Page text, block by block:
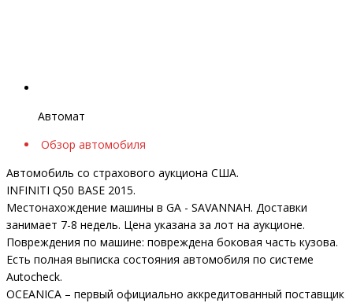
Автомат
Обзор автомобиля
Автомобиль со страхового аукциона США.
INFINITI Q50 BASE 2015.
Местонахождение машины в GA - SAVANNAH. Доставки
занимает 7-8 недель. Цена указана за лот на аукционе.
Повреждения по машине: повреждена боковая часть кузова.
Есть полная выписка состояния автомобиля по системе
Autocheck.
OCEANICA – первый официально аккредитованный поставщик